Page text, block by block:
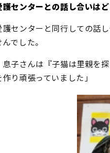
護センターとの話し合いは
護センターと同行しての話
でした。
息子さんは『子猫は里親を
り頑張っていました」